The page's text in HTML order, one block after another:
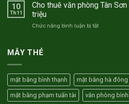
Chí
TNC
–
văn
phòng
thuê
Hà
10
Th11
Cho thuê văn phòng Tân
triệu
Chức năng bình luận bị tắtở
Sơn
Gò
Vấp
MÂY THẺ
mặt bằng bình thạnh mặt bằng hà đông
mặt bằng phạm tuấn tài văn phòng